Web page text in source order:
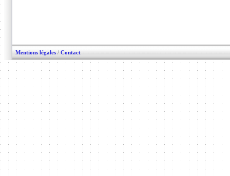
Mentions légales / Contact